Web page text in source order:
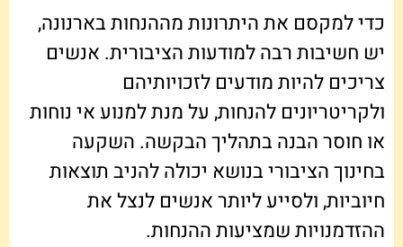
כדי למקסם את היתרונות מההנחות בארנונה,
יש חשיבות רבה למודעות הציבורית. אנשים
צריכים להיות מודעים לזכויותיהם
ולקריטריונים להנחות, על מנת למנוע אי נוחות
או חוסר הבנה בתהליך הבקשה. השקעה
בחינוך הציבורי בנושא יכולה להניב תוצאות
חיוביות, ולסייע ליותר אנשים לנצל את
ההזדמנויות שמציעות ההנחות.